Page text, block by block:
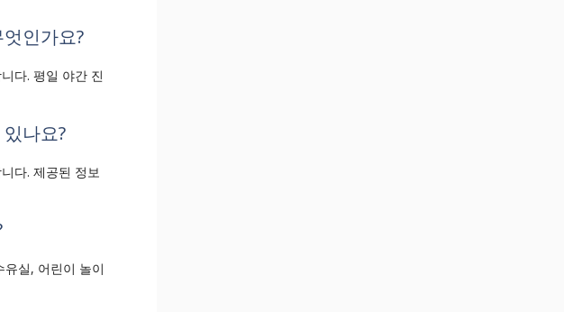
인가요?
다. 평일 야간 진
나요?
다. 제공된 정보
실, 어린이 놀이